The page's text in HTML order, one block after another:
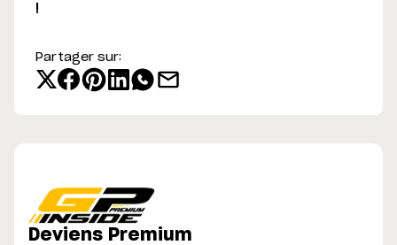
!
Partager sur:
Deviens Premium